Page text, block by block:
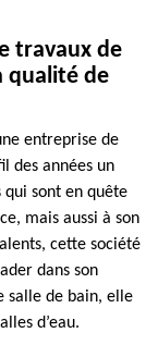
travaux de
qualité de
entreprise de
des années un
sont en quête
mais aussi à son
cette société
dans son
salle de bain, elle
d’eau.